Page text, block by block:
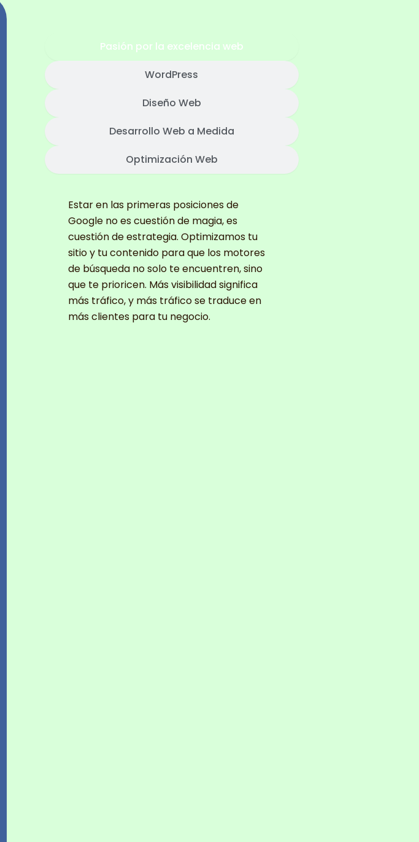
Pasión por la excelencia web
WordPress
Diseño Web
Desarrollo Web a Medida
Optimización Web
Estar en las primeras posiciones de
Google no es cuestión de magia, es
cuestión de estrategia. Optimizamos tu
sitio y tu contenido para que los motores
de búsqueda no solo te encuentren, sino
que te prioricen. Más visibilidad significa
más tráfico, y más tráfico se traduce en
más clientes para tu negocio.